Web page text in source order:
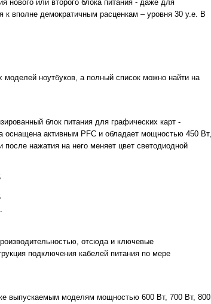
нового или второго блока питания - даже для
вполне демократичным расценкам – уровня 30 у.е. В
ноутбуков, а полный список можно найти на
блок питания для графических карт -
оснащена активным PFC и обладает мощностью 450 Вт,
нажатия на него меняет цвет светодиодной
отсюда и ключевые
подключения кабелей питания по мере
выпускаемым моделям мощностью 600 Вт, 700 Вт, 800